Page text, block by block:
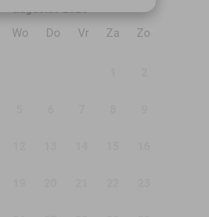
Wo Do Vr Za Zo